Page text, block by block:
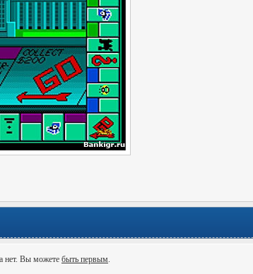
нет. Вы можете быть первым.